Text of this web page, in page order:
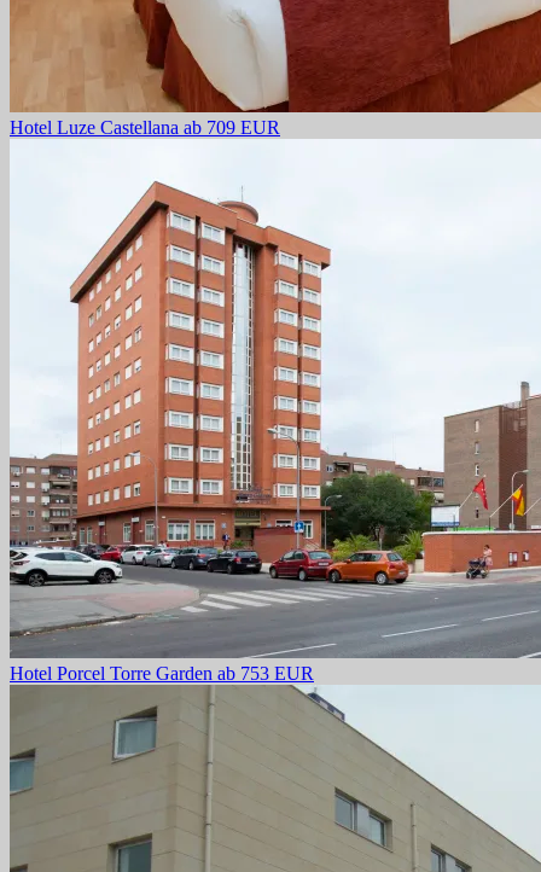
Hotel Luze Castellana ab 709 EUR
Hotel Porcel Torre Garden ab 753 EUR